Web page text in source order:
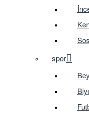
spor